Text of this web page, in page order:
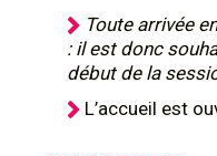
Toute arrivée
: il est donc
début de la
L’accueil est